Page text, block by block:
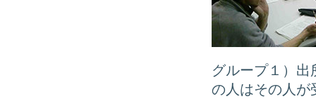
グループ１）
の人はその人が